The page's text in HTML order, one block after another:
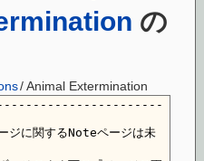
の
/ Animal Extermination